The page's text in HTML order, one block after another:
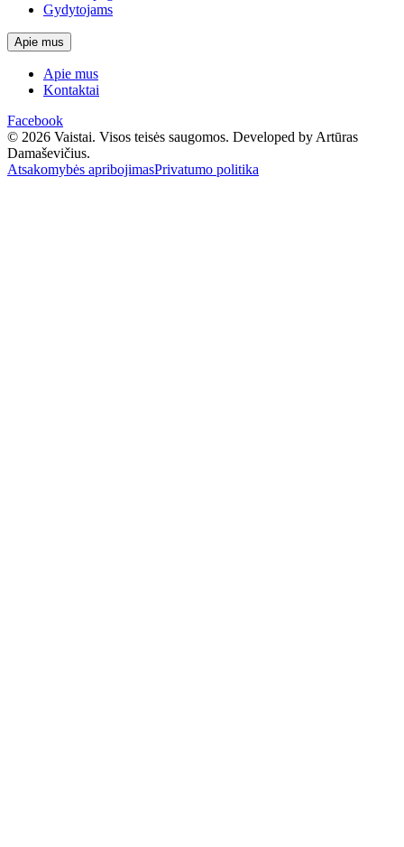
Gydytojams
Apie mus
Apie mus
Kontaktai
Facebook
© 2026 Vaistai. Visos teisės saugomos. Developed by Artūras
Damaševičius.
Atsakomybės apribojimasPrivatumo politika